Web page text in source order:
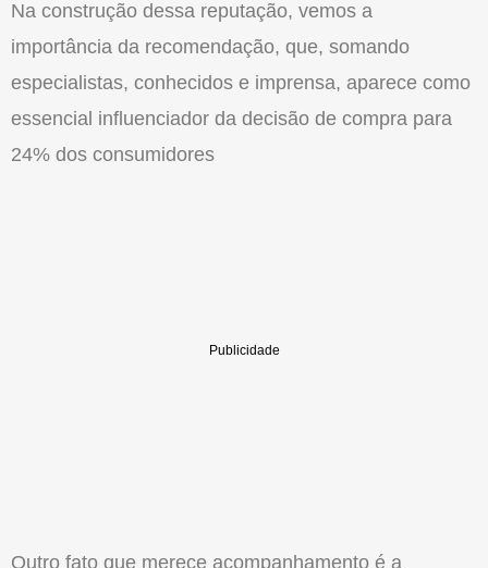
Na construção dessa reputação, vemos a
importância da recomendação, que, somando
especialistas, conhecidos e imprensa, aparece como
essencial influenciador da decisão de compra para
24% dos consumidores
Outro fato que merece acompanhamento é a